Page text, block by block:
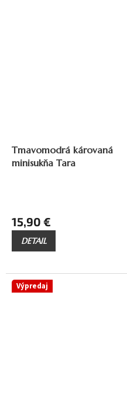
Tmavomodrá károvaná
minisukňa Tara
15,90 €
DETAIL
Výpredaj